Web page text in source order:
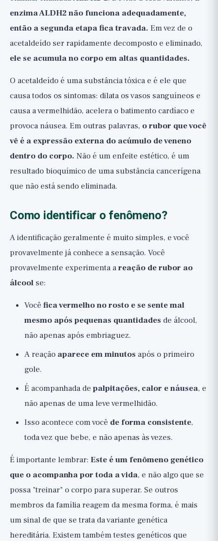
enzima ALDH2 não funciona adequadamente,
então a segunda etapa fica travada. Em vez de o
acetaldeído ser rapidamente decomposto e eliminado,
ele se acumula no corpo em altas quantidades.
O acetaldeído é uma substância tóxica e é ele que
causa todos os sintomas: dilata os vasos sanguíneos e
causa a vermelhidão, acelera o batimento cardíaco e
provoca náusea. Em outras palavras, o rubor que você
vê é a expressão externa do acúmulo de veneno
dentro do corpo. Não é um enfeite estético, é um
resultado bioquímico de uma substância cancerígena
que não está sendo eliminada.
Como identificar o fenômeno?
A identificação geralmente é muito simples, e você
provavelmente já conhece a sensação. Você
provavelmente experimenta areação de rubor ao
álcool se:
Você fica vermelho no rosto e se sente mal
mesmo após pequenas quantidades de álcool,
não apenas após embriaguez.
A reação aparece em minutos após o primeiro
gole.
É acompanhada de palpitações, calor e náusea, e
não apenas de uma leve vermelhidão.
Isso acontece com você de forma consistente,
toda vez que bebe, e não apenas às vezes.
É importante lembrar: Este é um fenômeno genético
que o acompanha por toda a vida, e não algo que se
possa "treinar" o corpo para superar. Se outros
membros da família reagem da mesma forma, é mais
um sinal de que se trata da variante genética
hereditária. Existem também testes genéticos que